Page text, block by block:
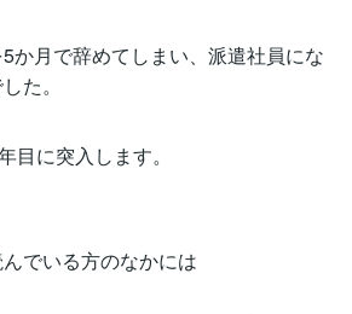
か月で辞めてしまい、派遣社員にな
た。
目に突入します。
でいる方のなかには